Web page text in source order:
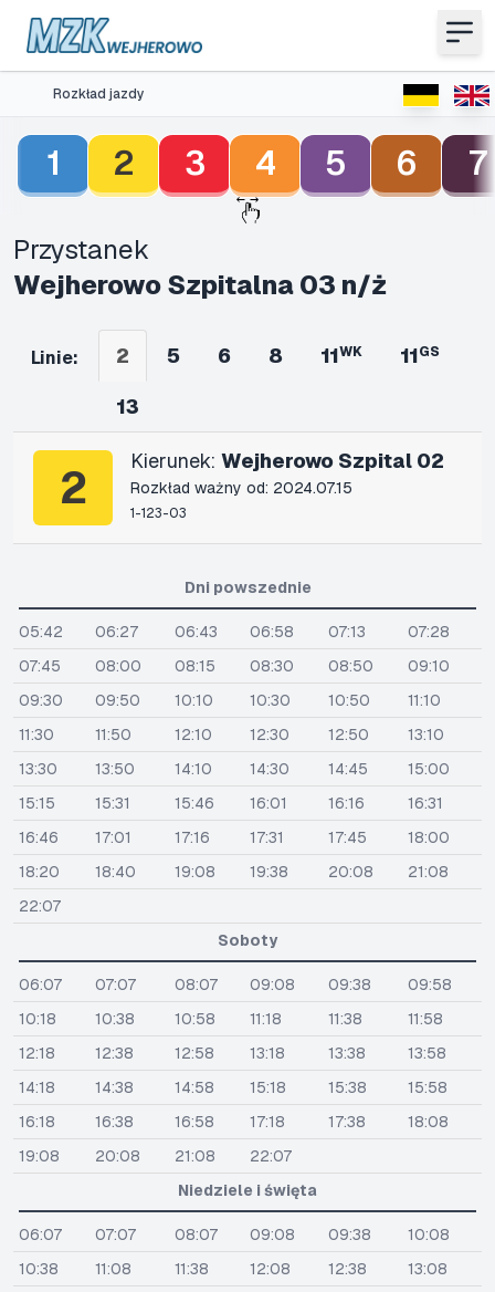
Rozkład jazdy
1 2 3 4 5 6 7
Przystanek
Wejherowo Szpitalna 03 n/ż
Linie: 2 5 6 8 11WK 11GS
13
2 Kierunek: Wejherowo Szpital 02
Rozkład ważny od: 2024.07.15
1-123-03
Dni powszednie
05:42 06:27 06:43 06:58 07:13
07:28
07:45
08:00 08:15 08:30 08:50
09:10
09:30
09:50 10:10 10:30 10:50
11:10
11:30
11:50 12:10 12:30 12:50
13:10
13:30
13:50 14:10 14:30 14:45
15:00
15:15
15:31 15:46 16:01 16:16
16:31
16:46
17:01 17:16 17:31 17:45
18:00
18:20
18:40 19:08 19:38 20:08
21:08
22:07
Soboty
06:07 07:07 08:07 09:08 09:38
09:58
10:18
10:38 10:58 11:18 11:38
11:58
12:18
12:38 12:58 13:18 13:38
13:58
14:18
14:38 14:58 15:18 15:38
15:58
16:18
16:38 16:58 17:18 17:38
18:08
19:08
20:08 21:08
22:07
Niedziele i święta
06:07 07:07 08:07 09:08 09:38
10:08
10:38
11:08 11:38 12:08 12:38
13:08